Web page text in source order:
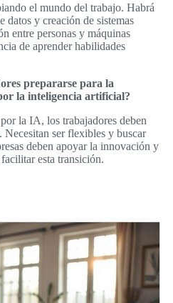
el mundo del trabajo. Habrá
datos y creación de sistemas
entre personas y máquinas
de aprender habilidades
prepararse para la
la inteligencia artificial?
la IA, los trabajadores deben
Necesitan ser flexibles y buscar
deben apoyar la innovación y
esta transición.